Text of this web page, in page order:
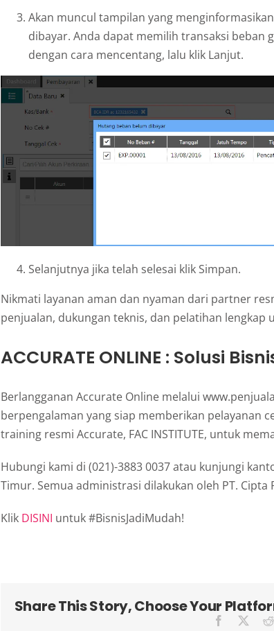
Akan muncul tampilan yang
dibayar. Anda dapat memilih transaksi beban
dengan cara mencentang, lalu klik Lanjut.
Selanjutnya jika telah selesai klik Simpan.
Nikmati layanan aman dan nyaman dari partner
penjualan, dukungan teknis, dan pelatihan lengkap
ACCURATE ONLINE : Solusi
Berlangganan Accurate Online melalui
berpengalaman yang siap memberikan pelayanan
training resmi Accurate, FAC INSTITUTE, untuk
Hubungi kami di (021)-3883 0037 atau kunjungi
Timur. Semua administrasi dilakukan oleh PT. Cipta
Klik DISINI untuk #BisnisJadiMudah!
Share This Story, Choose Your
Facebook